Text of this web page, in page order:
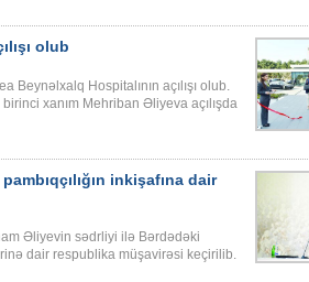
olub
Beynəlxalq Hospitalının açılışı olub.
xanım Mehriban Əliyeva açılışda
inkişafına dair
Əliyevin sədrliyi ilə Bərdədəki
dair respublika müşavirəsi keçirilib.